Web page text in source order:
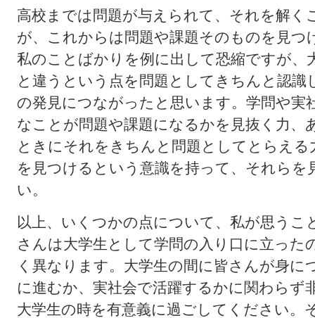
高校までは問題が与えられて、それを解く
が、これからは問題や課題そのものを見
私のことばかりを例に出して恐縮ですが、
と違うという点を問題としてきちんと認
の発見につながったと思います。学問や実
なことが問題や課題になるかを見抜く力、
ときにそれをきちんと問題としてとらえ
を見つけるという意識を持って、それら
い。
以上、いくつかの点について、私が思う
さんは大学生として学問の入り口に立った
く異なります。大学生の間に皆さんが身に
に進むか、実社会で活躍するかに関わらず
大学生の時を有意義に過ごしてください。